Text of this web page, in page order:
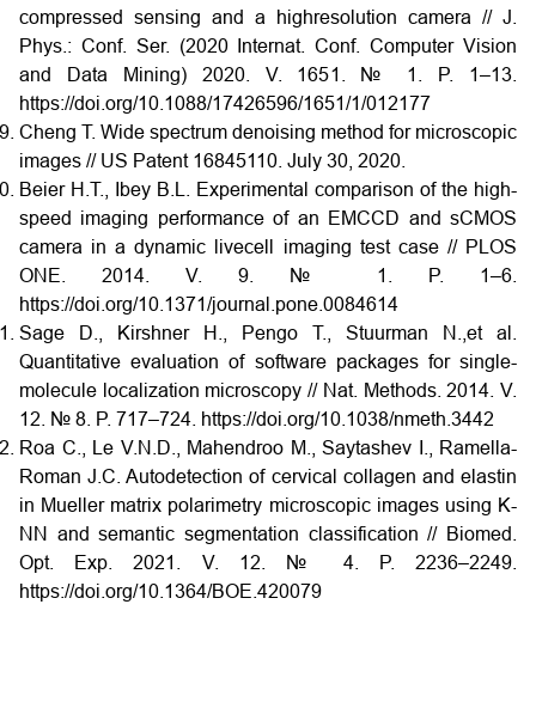
compressed sensing and a high­resolution camera // J.
Phys.: Conf. Ser. (2020 Internat. Conf. Computer Vision
and Data Mining) 2020. V. 1651. № 1. P. 1–13.
https://doi.org/10.1088/1742­6596/1651/1/012177
Cheng T. Wide spectrum denoising method for microscopic
images // US Patent 16845110. July 30, 2020.
Beier H.T., Ibey B.L. Experimental comparison of the high­
speed imaging performance of an EM­CCD and sCMOS
camera in a dynamic live­cell imaging test case // PLOS
ONE. 2014. V. 9. № 1. P. 1–6.
https://doi.org/10.1371/journal.pone.0084614
Sage D., Kirshner Н., Pengo Т., Stuurman N.,et al.
Quantitative evaluation of software packages for single­
molecule localization microscopy // Nat. Methods. 2014. V.
12. № 8. P. 717–724. https://doi.org/10.1038/nmeth.3442
Roa C., Le V.N.D., Mahendroo M., Saytashev I., Ramella­
Roman J.C. Auto­detection of cervical collagen and elastin
in Mueller matrix polarimetry microscopic images using K­
NN and semantic segmentation classification // Biomed.
Opt. Exp. 2021. V. 12. № 4. P. 2236–2249.
https://doi.org/10.1364/BOE.420079